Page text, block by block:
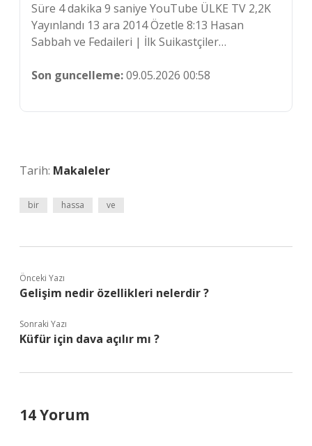
Süre 4 dakika 9 saniye YouTube ÜLKE TV 2,2K
Yayınlandı 13 ara 2014 Özetle 8:13 Hasan
Sabbah ve Fedaileri | İlk Suikastçiler…
Son guncelleme:09.05.2026 00:58
Tarih: Makaleler
bir hassa ve
Önceki Yazı
Gelişim nedir özellikleri nelerdir ?
Sonraki Yazı
Küfür için dava açılır mı ?
14 Yorum